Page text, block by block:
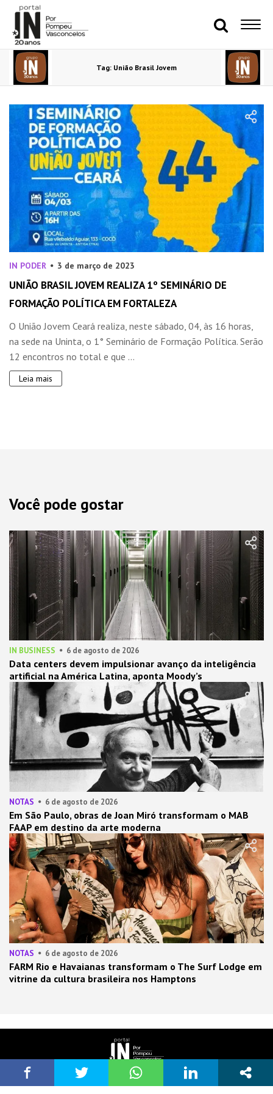
Tag: União Brasil Jovem
IN PODER 3 de março de 2023
UNIÃO BRASIL JOVEM REALIZA 1º SEMINÁRIO DE
FORMAÇÃO POLÍTICA EM FORTALEZA
O União Jovem Ceará realiza, neste sábado, 04, às 16 horas,
na sede na Uninta, o 1° Seminário de Formação Política. Serão
12 encontros no total e que ...
Leia mais
Você pode gostar
IN BUSINESS 6 de agosto de 2026
Data centers devem impulsionar avanço da inteligência
artificial na América Latina, aponta Moody’s
NOTAS 6 de agosto de 2026
Em São Paulo, obras de Joan Miró transformam o MAB
FAAP em destino da arte moderna
NOTAS 6 de agosto de 2026
FARM Rio e Havaianas transformam o The Surf Lodge em
vitrine da cultura brasileira nos Hamptons